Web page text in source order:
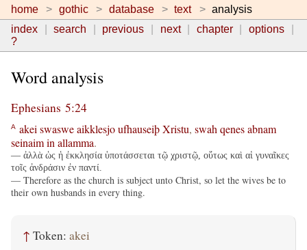
home gothic database text
analysis
index
search previous next chapter
options
?
Word analysis
Ephesians 5:24
A akei swasweaikklesjoufhauseiþXristu, swah qenesabnam
seinaimin allamma.
— ἀλλὰ ὡς ἡ ἐκκλησία ὑποτάσσεται τῷ χριστῷ, οὕτως καὶ αἱ γυναῖκες
τοῖς ἀνδράσιν ἐν παντί.
— Therefore as the church is subject unto Christ, so let the wives be to
their own husbands in every thing.
↑ Token: akei